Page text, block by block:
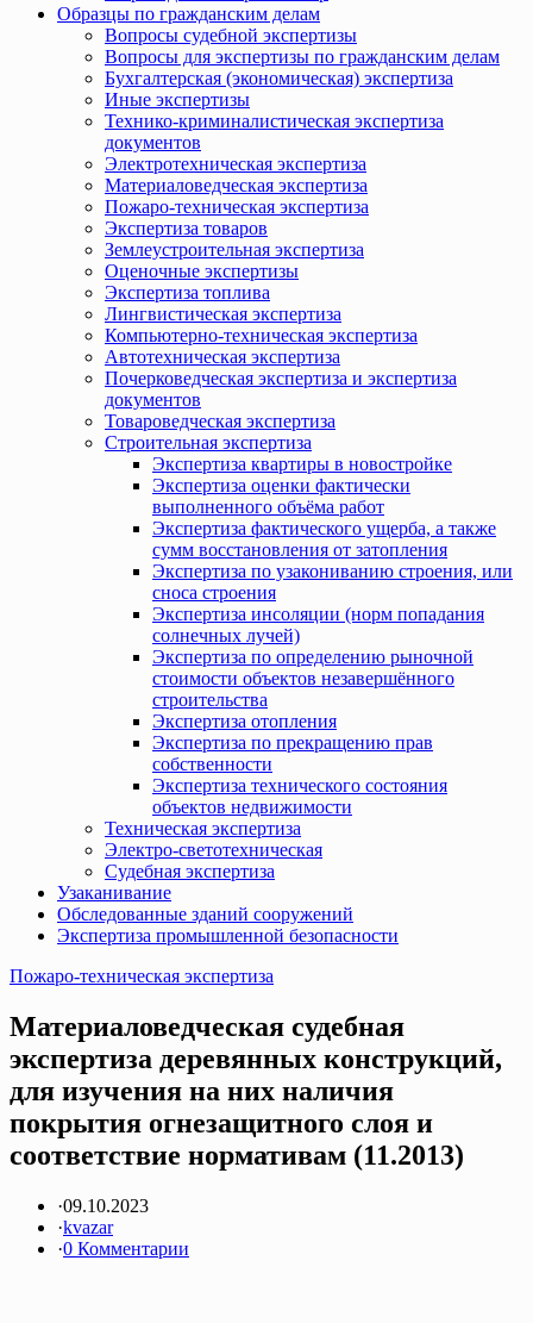
Образцы по гражданским делам
Вопросы судебной экспертизы
Вопросы для экспертизы по гражданским делам
Бухгалтерская (экономическая) экспертиза
Иные экспертизы
Технико-криминалистическая экспертиза
документов
Электротехническая экспертиза
Материаловедческая экспертиза
Пожаро-техническая экспертиза
Экспертиза товаров
Землеустроительная экспертиза
Оценочные экспертизы
Экспертиза топлива
Лингвистическая экспертиза
Компьютерно-техническая экспертиза
Автотехническая экспертиза
Почерковедческая экспертиза и экспертиза
документов
Товароведческая экспертиза
Строительная экспертиза
Экспертиза квартиры в новостройке
Экспертиза оценки фактически
выполненного объёма работ
Экспертиза фактического ущерба, а также
сумм восстановления от затопления
Экспертиза по узакониванию строения, или
сноса строения
Экспертиза инсоляции (норм попадания
солнечных лучей)
Экспертиза по определению рыночной
стоимости объектов незавершённого
строительства
Экспертиза отопления
Экспертиза по прекращению прав
собственности
Экспертиза технического состояния
объектов недвижимости
Техническая экспертиза
Электро-светотехническая
Судебная экспертиза
Узаканивание
Обследованные зданий сооружений
Экспертиза промышленной безопасности
Пожаро-техническая экспертиза
Материаловедческая судебная
экспертиза деревянных конструкций,
для изучения на них наличия
покрытия огнезащитного слоя и
соответствие нормативам (11.2013)
·09.10.2023
·kvazar
·0 Комментарии